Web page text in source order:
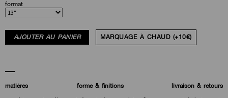
format
AJOUTER AU PANIER MARQUAGE À CHAUD (+10€)
matières forme & finitions
livraison & retours